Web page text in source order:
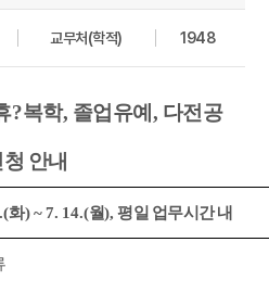
교무처(학적) 1948
?복학, 졸업유예 , 다전공
안내
화) ~ 7. 14.(월),평일 업무시간 내